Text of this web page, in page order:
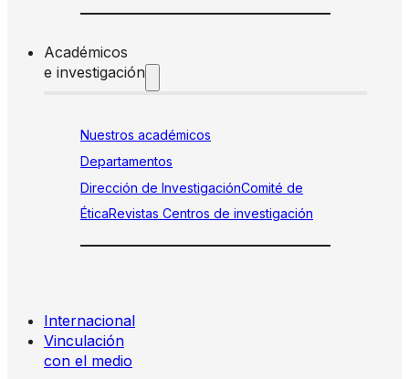
Académicos
e investigación
Nuestros académicos
Departamentos
Dirección de InvestigaciónComité de
ÉticaRevistas Centros de investigación
Internacional
Vinculación
con el medio